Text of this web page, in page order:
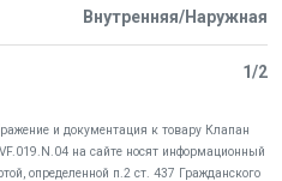
Внутренняя/Наружная
1/2
и документация к товару Клапан
на сайте носят информационный
определенной п.2 ст. 437 Гражданского